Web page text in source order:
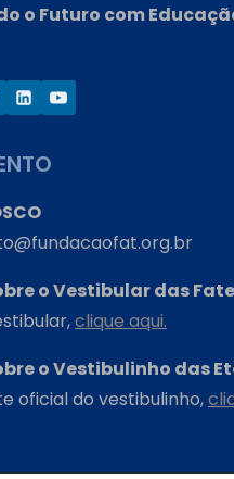
o Futuro com
o Vestibular das
clique aqui.
o Vestibulinho das
oficial do vestibulinho,